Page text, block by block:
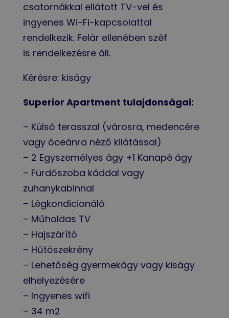
csatornákkal ellátott TV-vel és
ingyenes Wi-Fi-kapcsolattal
rendelkezik. Felár ellenében széf
is rendelkezésre áll.
Kérésre: kiságy
Superior Apartment tulajdonságai:
– Külső terasszal (városra, medencére
vagy óceánra néző kilátással)
– 2 Egyszemélyes ágy +1 Kanapé ágy
– Fürdőszoba káddal vagy
zuhanykabinnal
– Légkondicionáló
– Műholdas TV
– Hajszárító
– Hűtőszekrény
– Lehetőség gyermekágy vagy kiságy
elhelyezésére
– Ingyenes wifi
– 34 m2